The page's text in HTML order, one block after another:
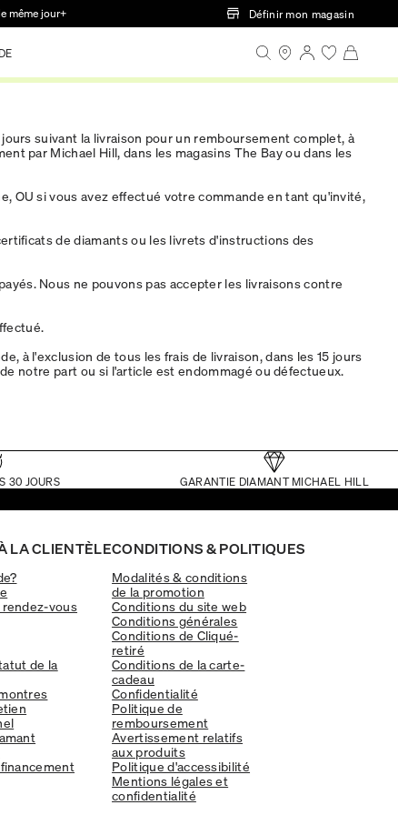
même jour+ Définir mon magasin
suivant la livraison pour un remboursement complet, à
par Michael Hill, dans les magasins The Bay ou dans les
OU si vous avez effectué votre commande en tant qu'invité,
de diamants ou les livrets d'instructions des
Nous ne pouvons pas accepter les livraisons contre
à l'exclusion de tous les frais de livraison, dans les 15 jours
notre part ou si l'article est endommagé ou défectueux.
30 JOURS GARANTIE DIAMANT MICHAEL HILL
LA CLIENTÈLE
vous
de la
CONDITIONS & POLITIQUES
Modalités & conditions
de la promotion
Conditions du site web
Conditions générales
Conditions de Cliqué-
retiré
Conditions de la carte-
cadeau
Confidentialité
Politique de
remboursement
Avertissement relatifs
aux produits
Politique d'accessibilité
Mentions légales et
confidentialité